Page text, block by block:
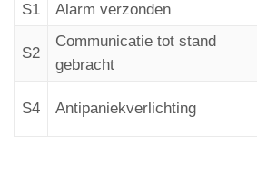
Autonoom
S1
Alarm verzonden
S2
Communicatie tot stand
gebracht
S4 Antipaniekverlichting